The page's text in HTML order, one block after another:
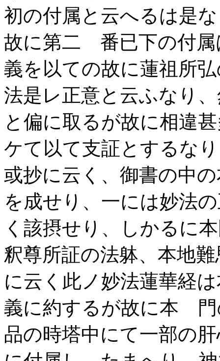
初の付属と云へるは是
故に第二 番已下の付属
義を以ての故に蓮祖所
法是レ正意と云ふなり
と偏に取るが故に相違
ケて以て支証とするな
或抄に云く、御書の中
を成せり、一には妙法
く該摂せり、しかるに
釈尊所証の法躰、本地
に云く此ノ妙法蓮華経
義に約するが故に本 門
品の時塔中にて一部の